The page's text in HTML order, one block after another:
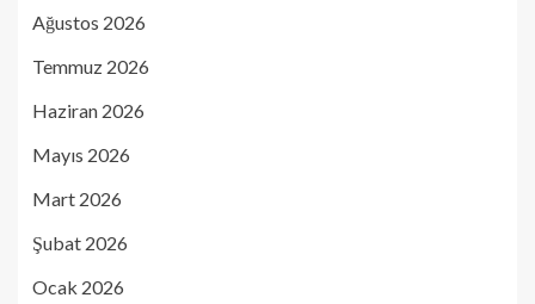
Ağustos 2026
Temmuz 2026
Haziran 2026
Mayıs 2026
Mart 2026
Şubat 2026
Ocak 2026